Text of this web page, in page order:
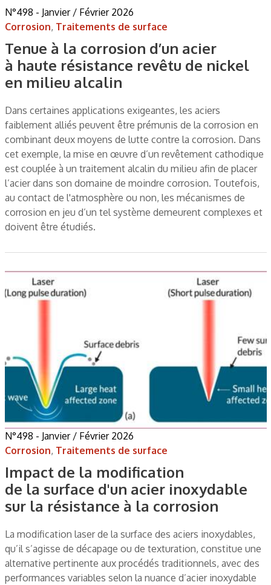
N°498 - Janvier / Février 2026
Corrosion, Traitements de surface
Tenue à la corrosion d’un acier
à haute résistance revêtu de nickel
en milieu alcalin
Dans certaines applications exigeantes, les aciers
faiblement alliés peuvent être prémunis de la corrosion en
combinant deux moyens de lutte contre la corrosion. Dans
cet exemple, la mise en œuvre d’un revêtement cathodique
est couplée à un traitement alcalin du milieu afin de placer
l’acier dans son domaine de moindre corrosion. Toutefois,
au contact de l'atmosphère ou non, les mécanismes de
corrosion en jeu d’un tel système demeurent complexes et
doivent être étudiés.
N°498 - Janvier / Février 2026
Corrosion, Traitements de surface
Impact de la modification
de la surface d'un acier inoxydable
sur la résistance à la corrosion
La modification laser de la surface des aciers inoxydables,
qu’il s’agisse de décapage ou de texturation, constitue une
alternative pertinente aux procédés traditionnels, avec des
performances variables selon la nuance d’acier inoxydable